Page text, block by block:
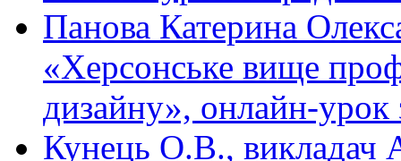
Панова Катерина
«Херсонське вище
дизайну», онлайн-
Кунець О.В., викладач